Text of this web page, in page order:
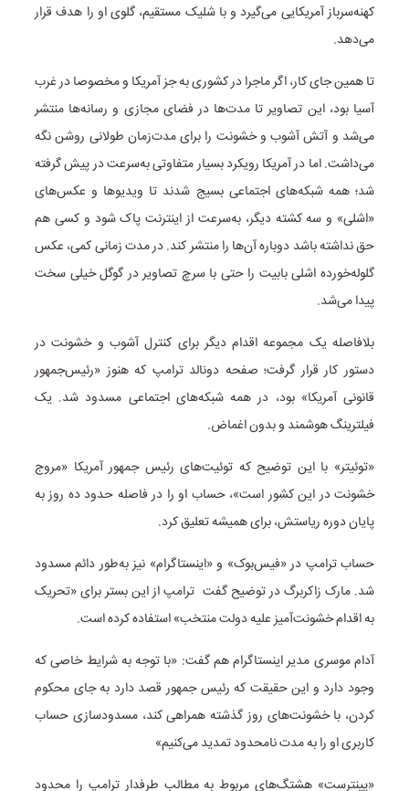
کهنه‌سرباز آمریکایی می‌گیرد و با شلیک مستقیم، گلوی او را هدف قرار
می‌دهد.
تا همین جای کار، اگر ماجرا در کشوری به جز آمریکا و مخصوصا در غرب
آسیا بود، این تصاویر تا مدت‌ها در فضای مجازی و رسانه‌ها منتشر
می‌شد و آتش آشوب و خشونت را برای مدت‌زمان طولانی روشن نگه
می‌داشت. اما در آمریکا رویکرد بسیار متفاوتی به‌سرعت در پیش گرفته
شد؛ همه شبکه‌های اجتماعی بسیج شدند تا ویدیوها و عکس‌های
«اشلی» و سه کشته دیگر، به‌سرعت از اینترنت پاک شود و کسی هم
حق نداشته باشد دوباره آن‌ها را منتشر کند. در مدت زمانی کمی، عکس
گلوله‌خورده اشلی بابیت را حتی با سرچ تصاویر در گوگل خیلی سخت
پیدا می‌شد.
بلافاصله یک مجموعه اقدام دیگر برای کنترل آشوب و خشونت در
دستور کار قرار گرفت؛ صفحه دونالد ترامپ که هنوز «رئیس‌جمهور
قانونی آمریکا» بود، در همه شبکه‌های اجتماعی مسدود شد. یک
فیلترینگ هوشمند و بدون اغماض.
«توئیتر» با این توضیح که توئیت‌های رئیس جمهور آمریکا «مروج
خشونت در این کشور است»، حساب او را در فاصله حدود ده روز به
پایان دوره ریاستش، برای همیشه تعلیق کرد.
حساب ترامپ در «فیس‌بوک» و «اینستاگرام» نیز به‌طور دائم مسدود
شد. مارک زاکربرگ در توضیح گفت ترامپ از این بستر برای «تحریک
به اقدام خشونت‌آمیز علیه دولت منتخب» استفاده کرده است.
آدام موسری مدیر اینستاگرام هم گفت:‌ «با توجه به شرایط خاصی که
وجود دارد و این حقیقت که رئیس جمهور قصد دارد به جای محکوم
کردن، با خشونت‌های روز گذشته همراهی کند، مسدود‌سازی حساب
کاربری او را به مدت نامحدود تمدید می‌کنیم»
«پینترست» هشتگ‌های مربوط به مطالب طرفدار ترامپ را محدود